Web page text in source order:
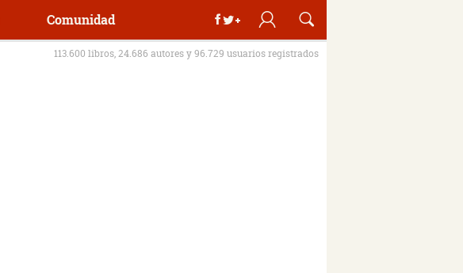
Comunidad
113.600 libros, 24.686 autores y 96.729 usuarios registrados